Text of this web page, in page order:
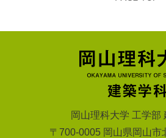
岡山理科大学 工学部
〒700-0005 岡山県岡山市